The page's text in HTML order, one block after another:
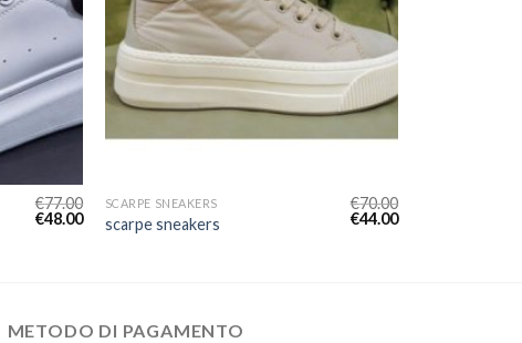
€77.00
€48.00
SCARPE SNEAKERS
scarpe sneakers
€70.00
€44.00
METODO DI PAGAMENTO